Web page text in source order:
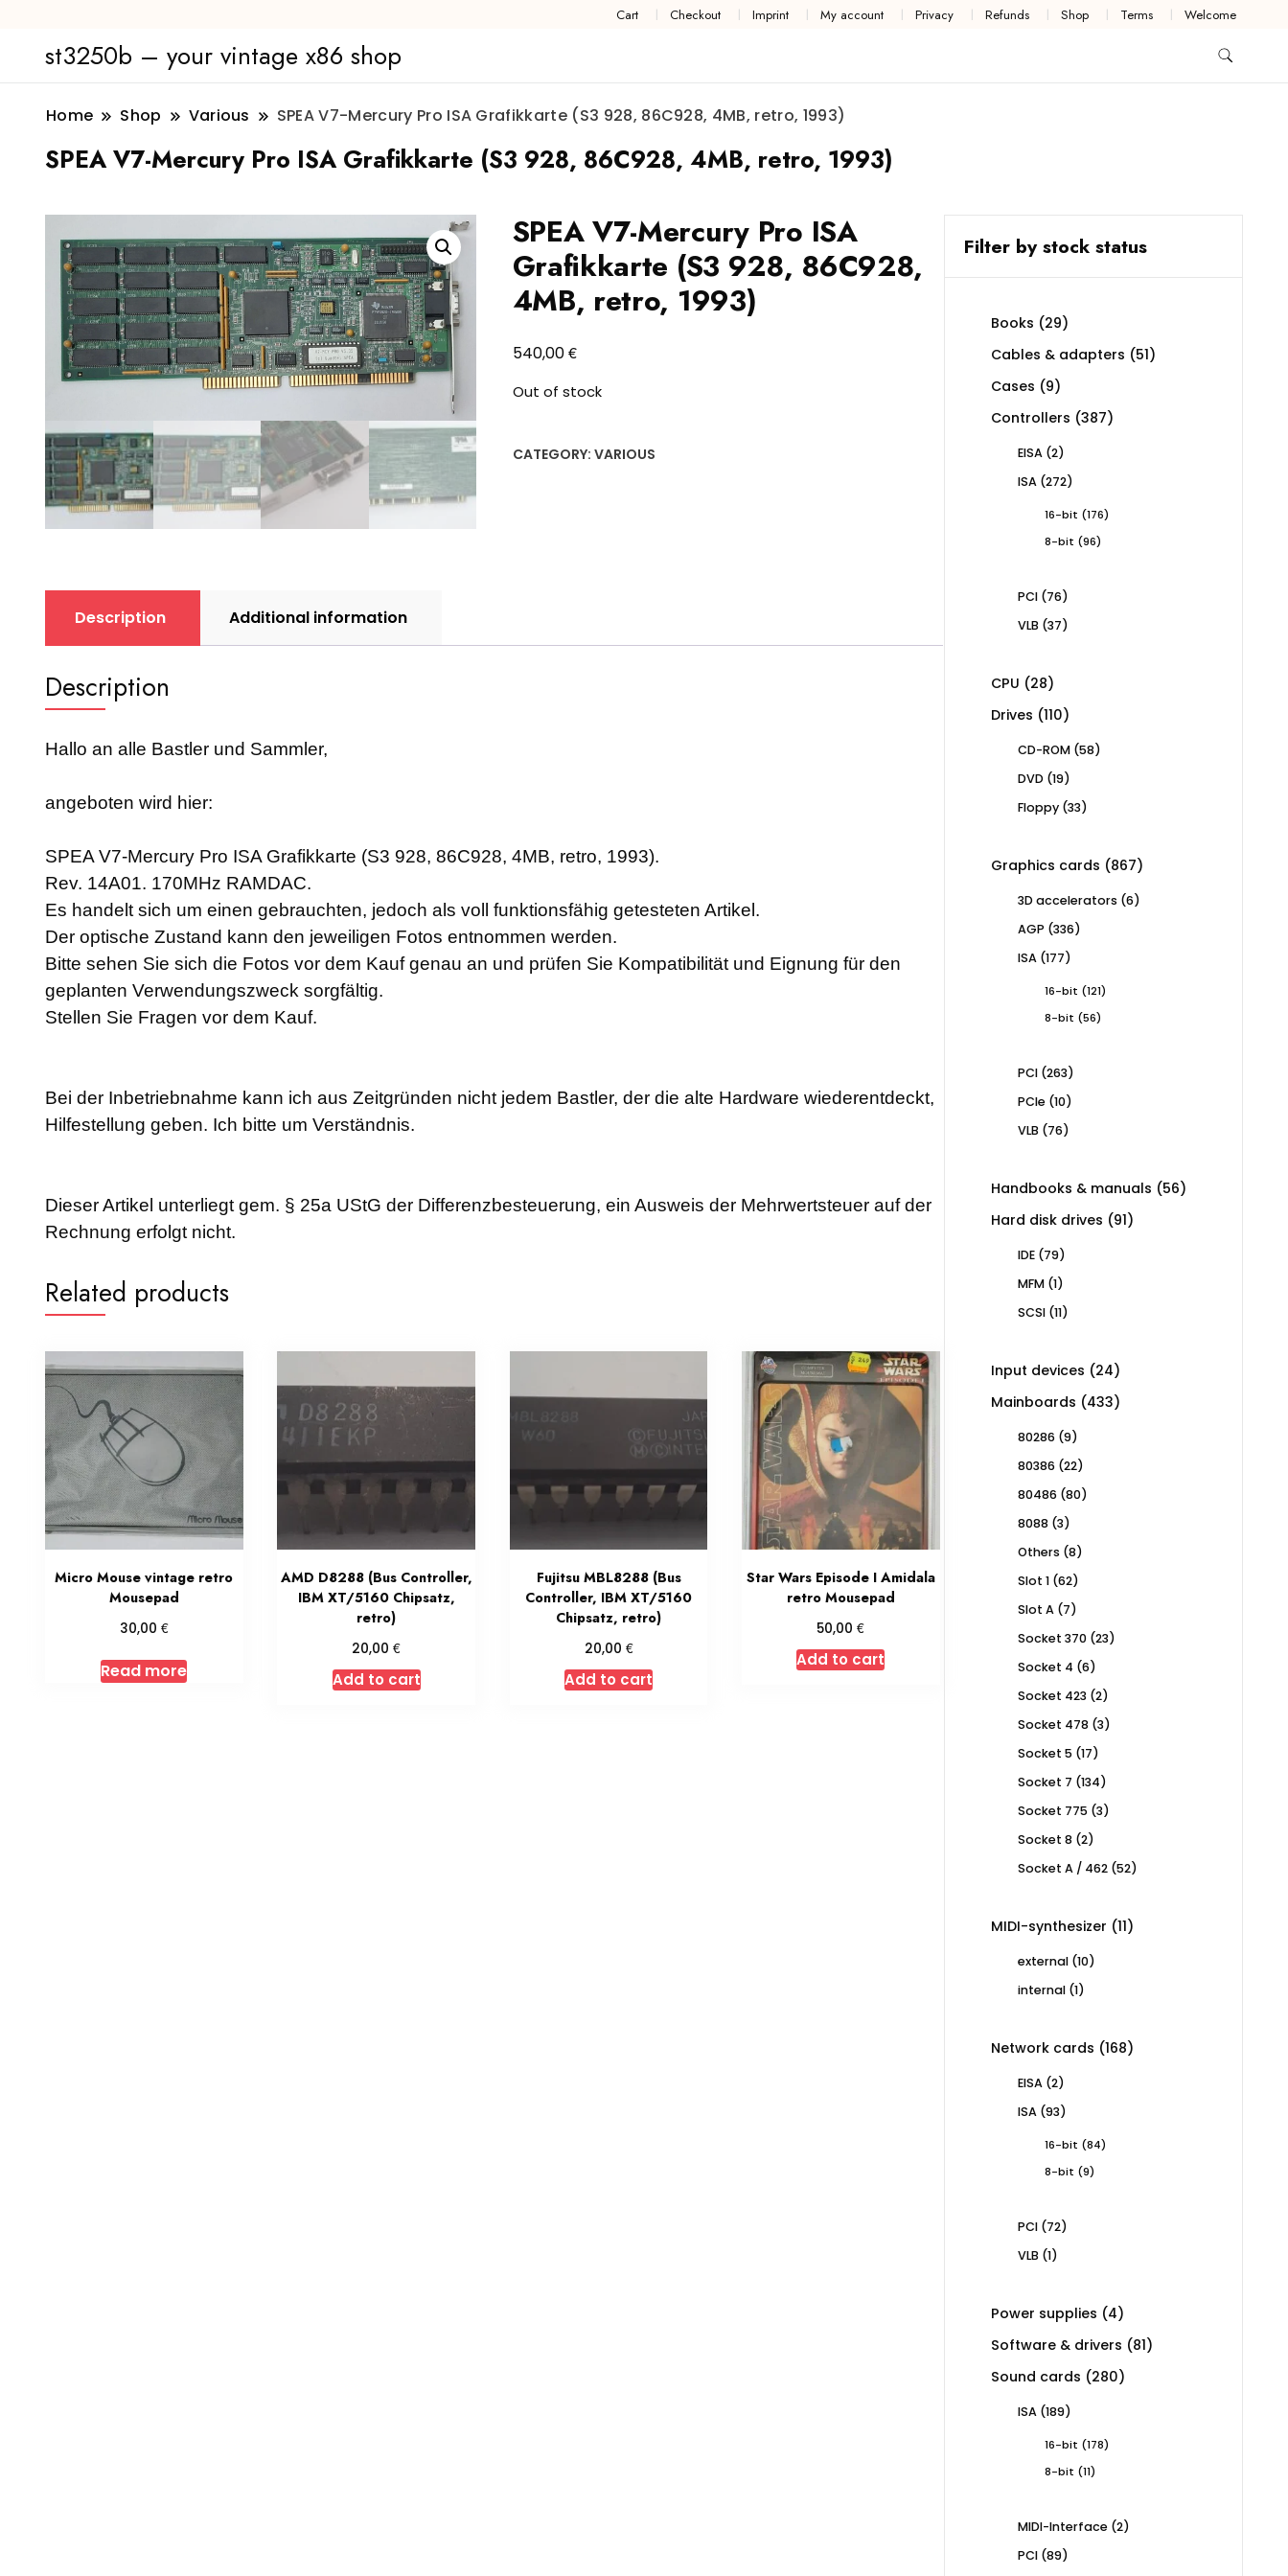
Cart Checkout Imprint My account Privacy Refunds Shop Terms Welcome
st3250b – your vintage x86 shop
Home Shop Various SPEA V7-Mercury Pro ISA Grafikkarte (S3 928, 86C928, 4MB, retro, 1993)
SPEA V7-Mercury Pro ISA Grafikkarte (S3 928, 86C928, 4MB, retro, 1993)
SPEA V7-Mercury Pro ISA
Grafikkarte (S3 928, 86C928,
4MB, retro, 1993)
540,00€
Out of stock
CATEGORY: VARIOUS
Description Additional information
Description
Hallo an alle Bastler und Sammler,
angeboten wird hier:
SPEA V7-Mercury Pro ISA Grafikkarte (S3 928, 86C928, 4MB, retro, 1993).
Rev. 14A01. 170MHz RAMDAC.
Es handelt sich um einen gebrauchten, jedoch als voll funktionsfähig getesteten Artikel.
Der optische Zustand kann den jeweiligen Fotos entnommen werden.
Bitte sehen Sie sich die Fotos vor dem Kauf genau an und prüfen Sie Kompatibilität und Eignung für den
geplanten Verwendungszweck sorgfältig.
Stellen Sie Fragen vor dem Kauf.
Bei der Inbetriebnahme kann ich aus Zeitgründen nicht jedem Bastler, der die alte Hardware wiederentdeckt,
Hilfestellung geben. Ich bitte um Verständnis.
Dieser Artikel unterliegt gem. § 25a UStG der Differenzbesteuerung, ein Ausweis der Mehrwertsteuer auf der
Rechnung erfolgt nicht.
Related products
Micro Mouse vintage retro
Mousepad
30,00 €
Read more
AMD D8288 (Bus Controller,
IBM XT/5160 Chipsatz,
retro)
20,00€
Add to cart
Fujitsu MBL8288 (Bus
Controller, IBM XT/5160
Chipsatz, retro)
20,00 €
Add to cart
Star Wars Episode I Amidala
retro Mousepad
50,00€
Add to cart
Filter by stock status
Books 2929
Cables & adapters 5151
Cases 99
products
Controllers 387387
EISA 22
ISA 272272
16-bit 176176
8-bit 9696
PCI 7676
VLB 3737
CPU 2828
products
Drives 110110
CD-ROM 5858
DVD 1919
Floppy 3333
Graphics cards 867867
3D accelerators 66
AGP 336336
ISA 177177
16-bit 121121
8-bit 5656
PCI 263263
PCIe 1010
VLB 7676
Handbooks & manuals 5656
Hard disk drives 9191
IDE 7979
MFM 11
SCSI 1111
Input devices 2424
products
Mainboards 433433
80286 99
80386 2222
80486 8080
8088 33
Others 88
Slot 1 6262
Slot A 77
Socket 370 2323
Socket 4 66
Socket 423 22
Socket 478 33
Socket 5 1717
Socket 7 134134
Socket 775 33
Socket 8 22
Socket A / 462 5252
MIDI-synthesizer 1111
external 1010
internal 11
Network cards 168168
EISA 22
ISA 9393
16-bit 8484
8-bit 99
PCI 7272
VLB 11
Power supplies 44
products
Software & drivers 8181
Sound cards 280280
ISA 189189
16-bit 178178
8-bit 1111
MIDI-Interface 22
PCI 8989